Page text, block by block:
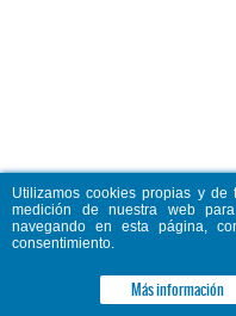
Utilizamos cookies propias y
medición de nuestra web
navegando en esta página,
consentimiento.
Más información